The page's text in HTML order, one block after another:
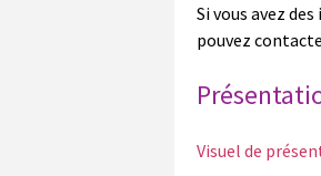
Si vous avez
pouvez
Visuel de